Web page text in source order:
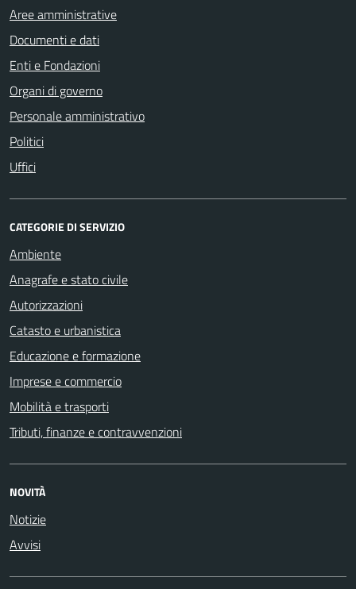
Aree amministrative
Documenti e dati
Enti e Fondazioni
Organi di governo
Personale amministrativo
Politici
Uffici
CATEGORIE DI SERVIZIO
Ambiente
Anagrafe e stato civile
Autorizzazioni
Catasto e urbanistica
Educazione e formazione
Imprese e commercio
Mobilità e trasporti
Tributi, finanze e contravvenzioni
NOVITÀ
Notizie
Avvisi